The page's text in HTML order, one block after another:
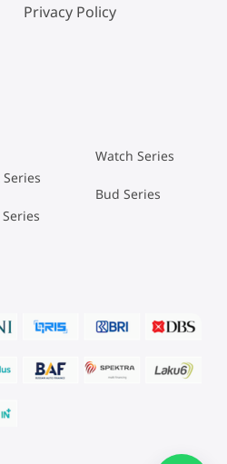
Privacy Policy
Series
Series
Watch Series
Bud Series